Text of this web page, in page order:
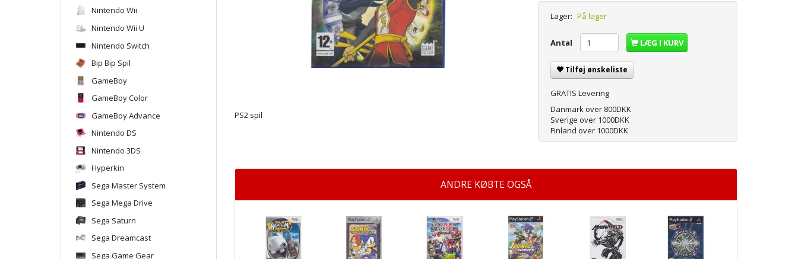
Nintendo Wii
Nintendo Wii U
Nintendo Switch
Bip Bip Spil
GameBoy
GameBoy Color
GameBoy Advance
Nintendo DS
Nintendo 3DS
Hyperkin
Sega Master System
Sega Mega Drive
Sega Saturn
Sega Dreamcast
Sega Game Gear
PS2 spil
Lager: På lager
Antal LÆG I KURV
Tilføj ønskeliste
GRATIS Levering
Danmark over 800DKK
Sverige over 1000DKK
Finland over 1000DKK
ANDRE KØBTE OGSÅ